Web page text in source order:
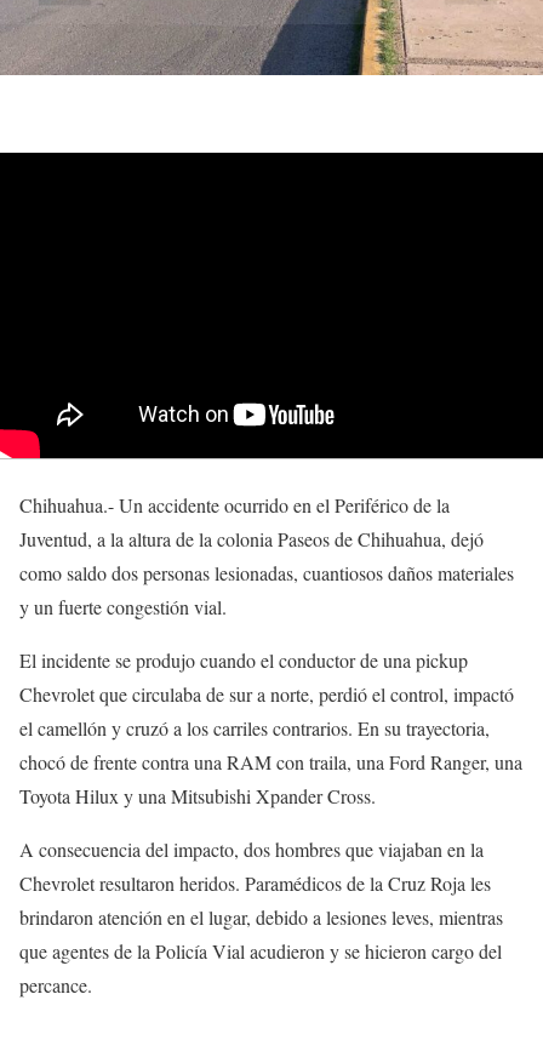
Chihuahua.- Un accidente ocurrido en el Periférico de la
Juventud, a la altura de la colonia Paseos de Chihuahua, dejó
como saldo dos personas lesionadas, cuantiosos daños materiales
y un fuerte congestión vial.
El incidente se produjo cuando el conductor de una pickup
Chevrolet que circulaba de sur a norte, perdió el control, impactó
el camellón y cruzó a los carriles contrarios. En su trayectoria,
chocó de frente contra una RAM con traila, una Ford Ranger, una
Toyota Hilux y una Mitsubishi Xpander Cross.
A consecuencia del impacto, dos hombres que viajaban en la
Chevrolet resultaron heridos. Paramédicos de la Cruz Roja les
brindaron atención en el lugar, debido a lesiones leves, mientras
que agentes de la Policía Vial acudieron y se hicieron cargo del
percance.